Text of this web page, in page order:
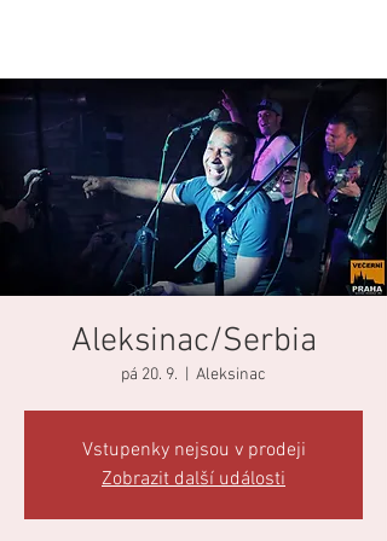
Aleksinac/Serbia
pá 20. 9. Aleksinac
Vstupenky nejsou v prodeji
Zobrazit další události